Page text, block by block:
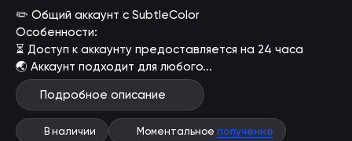
✏️ Общий аккаунт с SubtleColor
Особенности:
⏳ Доступ к аккаунту предоставляется на 24 часа
🌏 Аккаунт подходит для любого...
Подробное описание
В наличии Моментальное получение